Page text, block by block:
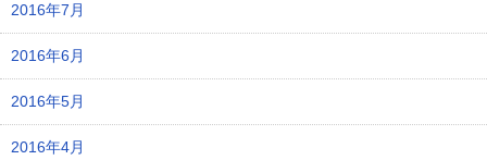
2016年7月
2016年6月
2016年5月
2016年4月